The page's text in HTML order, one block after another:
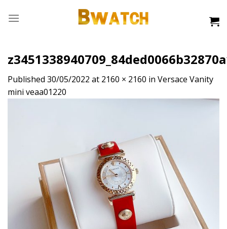
Published 30/05/2022 at 2160 × 2160 in Versace Vanity
mini veaa01220